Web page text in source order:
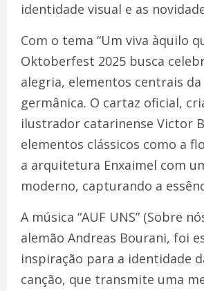
identidade visual e as
Com o tema “Um viva àquilo
Oktoberfest 2025 busca
alegria, elementos centrais
germânica. O cartaz oficial,
ilustrador catarinense Victor
elementos clássicos como a
a arquitetura Enxaimel com
moderno, capturando a
A música “AUF UNS” (Sobre
alemão Andreas Bourani, foi
inspiração para a identidade
canção, que transmite uma